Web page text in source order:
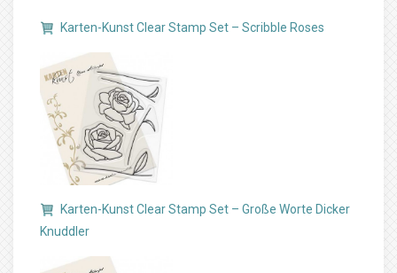
Karten-Kunst Clear Stamp Set – Scribble Roses
Karten-Kunst Clear Stamp Set – Große Worte Dicker
Knuddler